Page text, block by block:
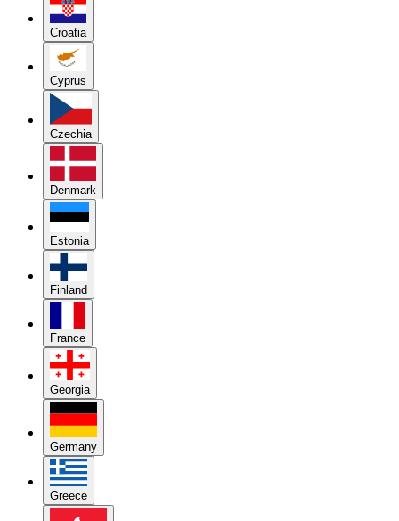
Croatia
Cyprus
Czechia
Denmark
Estonia
Finland
France
Georgia
Germany
Greece